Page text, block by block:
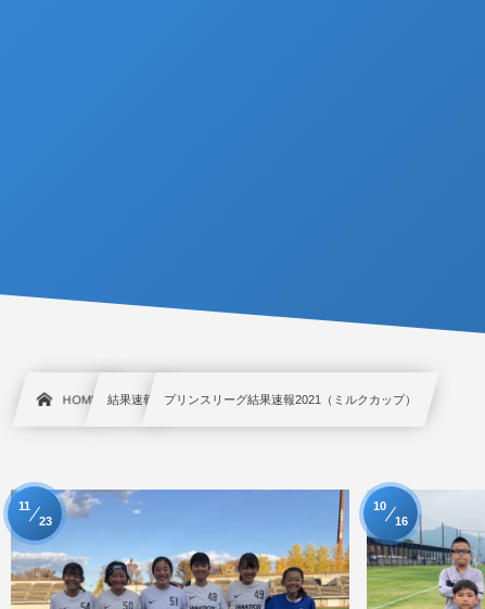
HOME 結果速報 プリンスリーグ結果速報2021（ミルクカップ）
11
23
10
16